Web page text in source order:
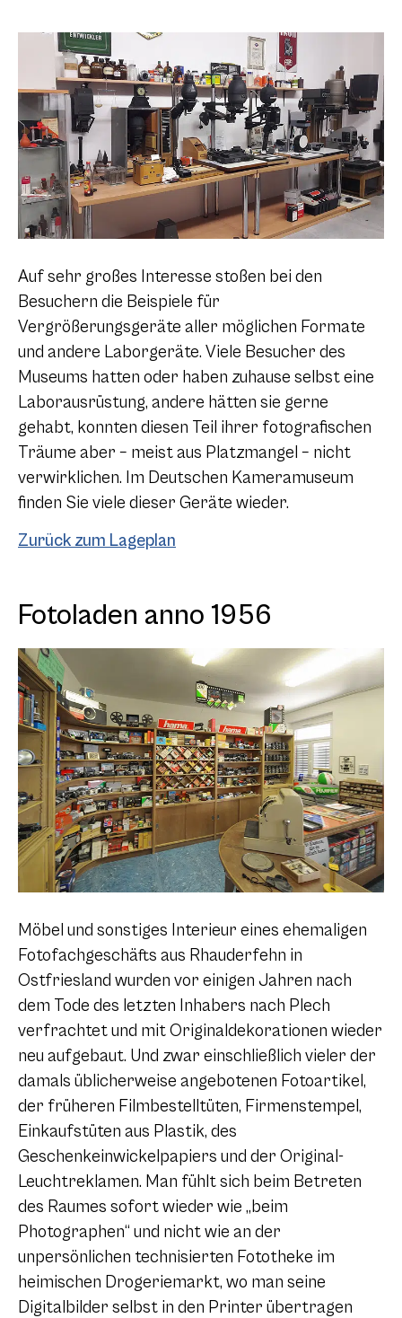
Auf sehr großes Interesse stoßen bei den
Besuchern die Beispiele für
Vergrößerungsgeräte aller möglichen Formate
und andere Laborgeräte. Viele Besucher des
Museums hatten oder haben zuhause selbst eine
Laborausrüstung, andere hätten sie gerne
gehabt, konnten diesen Teil ihrer fotografischen
Träume aber – meist aus Platzmangel – nicht
verwirklichen. Im Deutschen Kameramuseum
finden Sie viele dieser Geräte wieder.
Zurück zum Lageplan
Fotoladen anno 1956
Möbel und sonstiges Interieur eines ehemaligen
Fotofachgeschäfts aus Rhauderfehn in
Ostfriesland wurden vor einigen Jahren nach
dem Tode des letzten Inhabers nach Plech
verfrachtet und mit Originaldekorationen wieder
neu aufgebaut. Und zwar einschließlich vieler der
damals üblicherweise angebotenen Fotoartikel,
der früheren Filmbestelltüten, Firmenstempel,
Einkaufstüten aus Plastik, des
Geschenkeinwickelpapiers und der Original-
Leuchtreklamen. Man fühlt sich beim Betreten
des Raumes sofort wieder wie „beim
Photographen“ und nicht wie an der
unpersönlichen technisierten Fototheke im
heimischen Drogeriemarkt, wo man seine
Digitalbilder selbst in den Printer übertragen